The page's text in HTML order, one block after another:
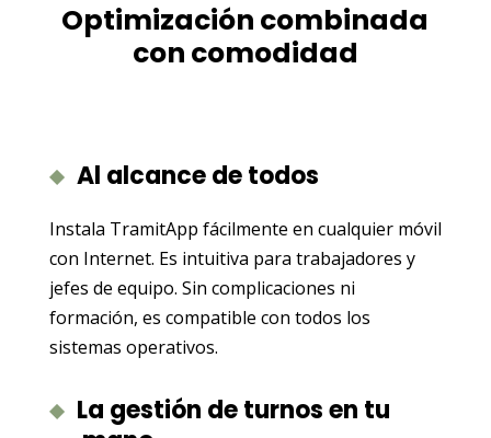
Optimización combinada
con comodidad
Al alcance de todos
Instala TramitApp fácilmente en cualquier móvil
con Internet. Es intuitiva para trabajadores y
jefes de equipo. Sin complicaciones ni
formación, es compatible con todos los
sistemas operativos.
La gestión de turnos en tu